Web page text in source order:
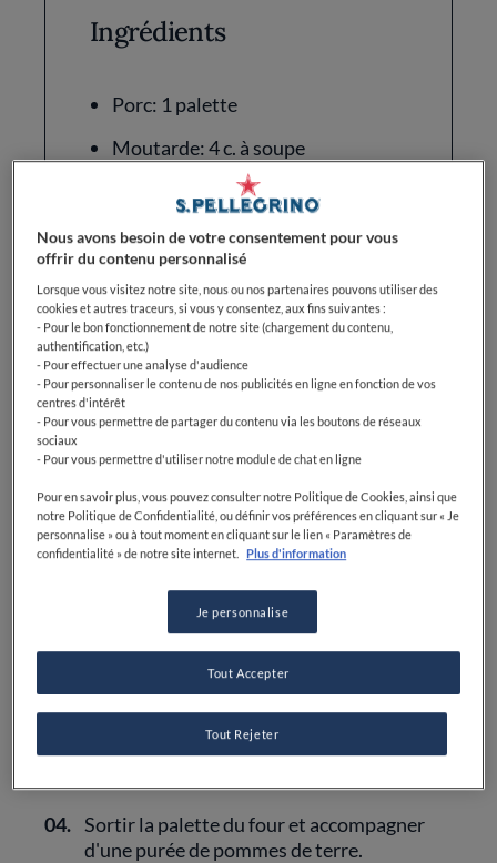
Ingrédients
Porc: 1 palette
Moutarde: 4 c. à soupe
Graines de moutarde: 1 c. à soupe
Bière: 30 cl, blonde
01. Préchauffer le four à 180°C.
02. Badigeonner généreusement la palette de
moutarde et déposer dans un plat allant au
four. Parsemer de graines de moutarde,
la viande avec la sauce à la bière. Si la
viande se colore avant la fin de la cuisson,
la recouvrir d'une feuille de papier
aluminium.
04. Sortir la palette du four et accompagner
d'une purée de pommes de terre.
Nous avons besoin de votre consentement pour vous
offrir du contenu personnalisé
Lorsque vous visitez notre site, nous ou nos partenaires pouvons utiliser des
cookies et autres traceurs, si vous y consentez, aux fins suivantes :
- Pour le bon fonctionnement de notre site (chargement du contenu,
authentification, etc.)
- Pour effectuer une analyse d'audience
- Pour personnaliser le contenu de nos publicités en ligne en fonction de vos
centres d'intérêt
- Pour vous permettre de partager du contenu via les boutons de réseaux
sociaux
- Pour vous permettre d'utiliser notre module de chat en ligne
Pour en savoir plus, vous pouvez consulter notre Politique de Cookies, ainsi que
notre Politique de Confidentialité, ou définir vos préférences en cliquant sur « Je
personnalise » ou à tout moment en cliquant sur le lien « Paramètres de
confidentialité » de notre site internet.
Plus d'information
Je personnalise
Tout Rejeter
Tout Accepter